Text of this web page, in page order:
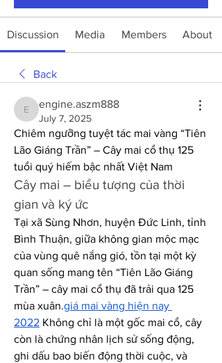
Discussion Media Members About
Back
engine.aszm888
engine.aszm888
July 7, 2025
Chiêm ngưỡng tuyệt tác mai vàng “Tiên
Lão Giáng Trần” – Cây mai cổ thụ 125
tuổi quý hiếm bậc nhất Việt Nam
Cây mai – biểu tượng của thời
gian và ký ức
Tại xã Sùng Nhơn, huyện Đức Linh, tỉnh
Bình Thuận, giữa không gian mộc mạc
của vùng quê nắng gió, tồn tại một kỳ
quan sống mang tên “Tiên Lão Giáng
Trần” – cây mai cổ thụ đã trải qua 125
mùa xuân.giá mai vàng hiện nay
2022 Không chỉ là một gốc mai cổ, cây
còn là chứng nhân lịch sử sống động,
ghi dấu bao biến động thời cuộc, và